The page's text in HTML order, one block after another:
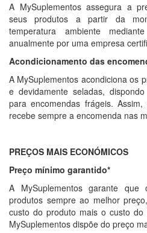
A MySuplementos assegura a
seus produtos a partir da
temperatura ambiente
anualmente por uma empresa
Acondicionamento das
A MySuplementos acondiciona os
e devidamente seladas,
para encomendas frágeis.
recebe sempre a encomenda nas
PREÇOS MAIS ECONÓMICOS
Preço mínimo garantido*
A MySuplementos garante
produtos sempre ao melhor
custo do produto mais o custo
MySuplementos dispõe do preço